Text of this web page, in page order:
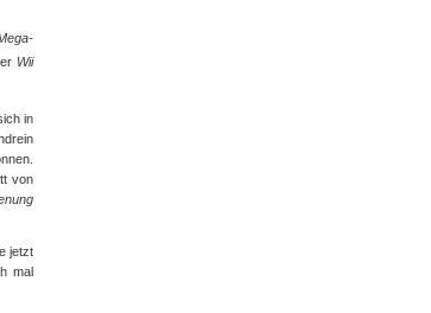
Wii
in
von
jetzt
mal